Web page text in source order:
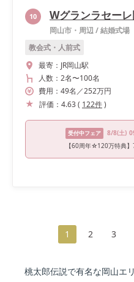
10
岡山市・周辺/結婚式場
Wグランラセー
教会式・人前式
最寄： JR岡山駅
人数： 2名〜100名
費用： 49名 ／252万円
評価： 4.63( 122件)
受付中フェア 8/8(土)
【60周年☆120万特典
1 2 3
桃太郎伝説で有名な岡山エ